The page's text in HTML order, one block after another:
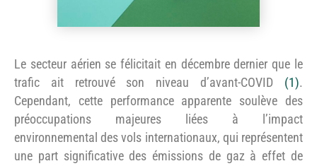
Le secteur aérien se félicitait en décembre dernier que le
trafic ait retrouvé son niveau d’avant-COVID (1).
Cependant, cette performance apparente soulève des
préoccupations majeures liées à l’impact
environnemental des vols internationaux, qui représentent
une part significative des émissions de gaz à effet de